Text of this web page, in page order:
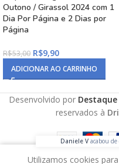
Outono / Girassol 2024 com 1
Dia Por Página e 2 Dias por
Página
R$53,00 R$9,90
ADICIONAR AO CARRINHO
Desenvolvido por Destaque
reservados à
Utilizamos cookies
Daniele V acabou